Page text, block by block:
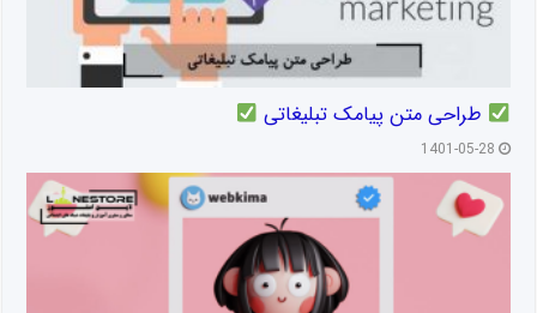
طراحی متن پیامک تبلیغاتی
1401-05-28